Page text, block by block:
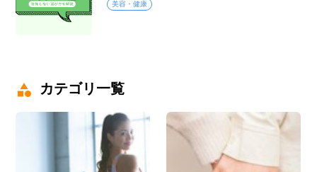
美容・健康
カテゴリ一覧